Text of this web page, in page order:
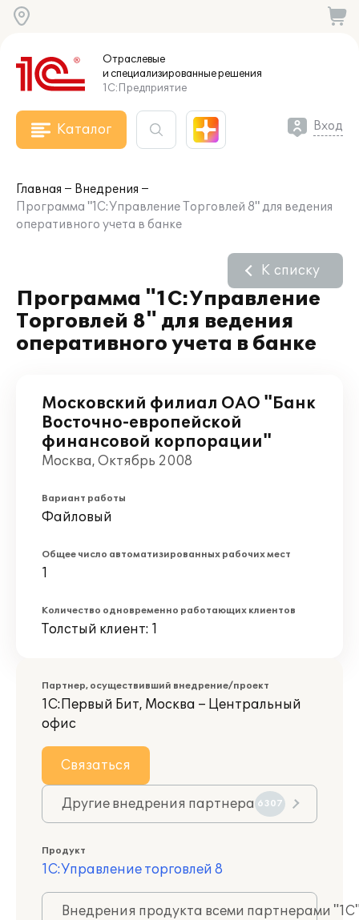
Отраслевые
и специализированныерешения
1С:Предприятие
Каталог Вход
Главная
Внедрения
Программа "1С:Управление Торговлей 8" для ведения
оперативного учета в банке
Программа "1С:Управление
Торговлей 8" для ведения
оперативного учета в банке
К списку
Московский филиал ОАО "Банк
Восточно-европейской
финансовой корпорации"
Москва, Октябрь 2008
Вариант работы
Файловый
Общее число автоматизированных рабочих мест
1
Количество одновременно работающих клиентов
Толстый клиент: 1
Партнер, осуществивший внедрение/проект
1С:Первый Бит, Москва – Центральный
офис
Связаться
Другие внедрения партнера 6307
Продукт
1С:Управление торговлей 8
Внедрения продукта всеми партнерами